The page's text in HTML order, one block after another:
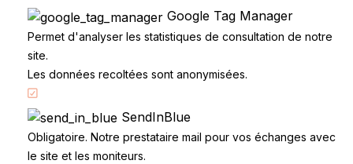
Accueil
Code de la route
Google Tag Manager
Permet d'analyser les statistiques de consultation de notre
site.
Les données recoltées sont anonymisées.
SendInBlue
Obligatoire. Notre prestataire mail pour vos échanges avec
le site et les moniteurs.